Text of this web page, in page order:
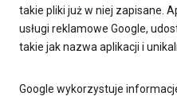
takie pliki już w niej zapisane.
usługi reklamowe Google,
takie jak nazwa aplikacji i
Google wykorzystuje